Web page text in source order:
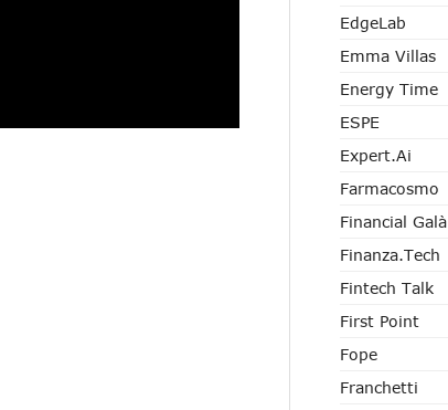
EdgeLab
Emma Villas
Energy Time
ESPE
Expert.ai
Farmacosmo
Financial Galà
Finanza.tech
Fintech Talk
First Point
Fope
Franchetti